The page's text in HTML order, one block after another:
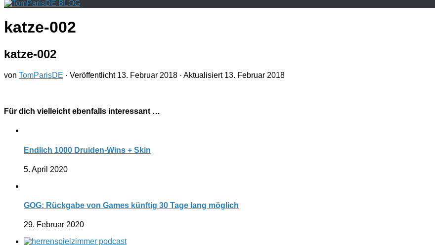
katze-002
katze-002
von TomParisDE · Veröffentlicht 13. Februar 2018 · Aktualisiert 13. Februar 2018
Für dich vielleicht ebenfalls interessant …
Endlich 1000 Druiden-Wins + Skin
5. April 2020
GOG: Rückgabe von Games künftig 30 Tage lang möglich
29. Februar 2020